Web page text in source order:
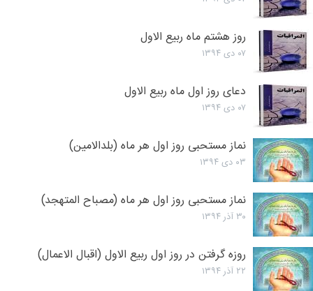
روز هشتم ماه ربیع الاول
۰۷ دی ۱۳۹۴
دعای روز اول ماه ربیع الاول
۰۷ دی ۱۳۹۴
نماز مستحبی روز اول هر ماه (بلدالامین)
۰۳ دی ۱۳۹۴
نماز مستحبی روز اول هر ماه (مصباح المتهجد)
۳۰ آذر ۱۳۹۴
روزه گرفتن در روز اول ربیع الاول (اقبال الاعمال)
۲۲ آذر ۱۳۹۴